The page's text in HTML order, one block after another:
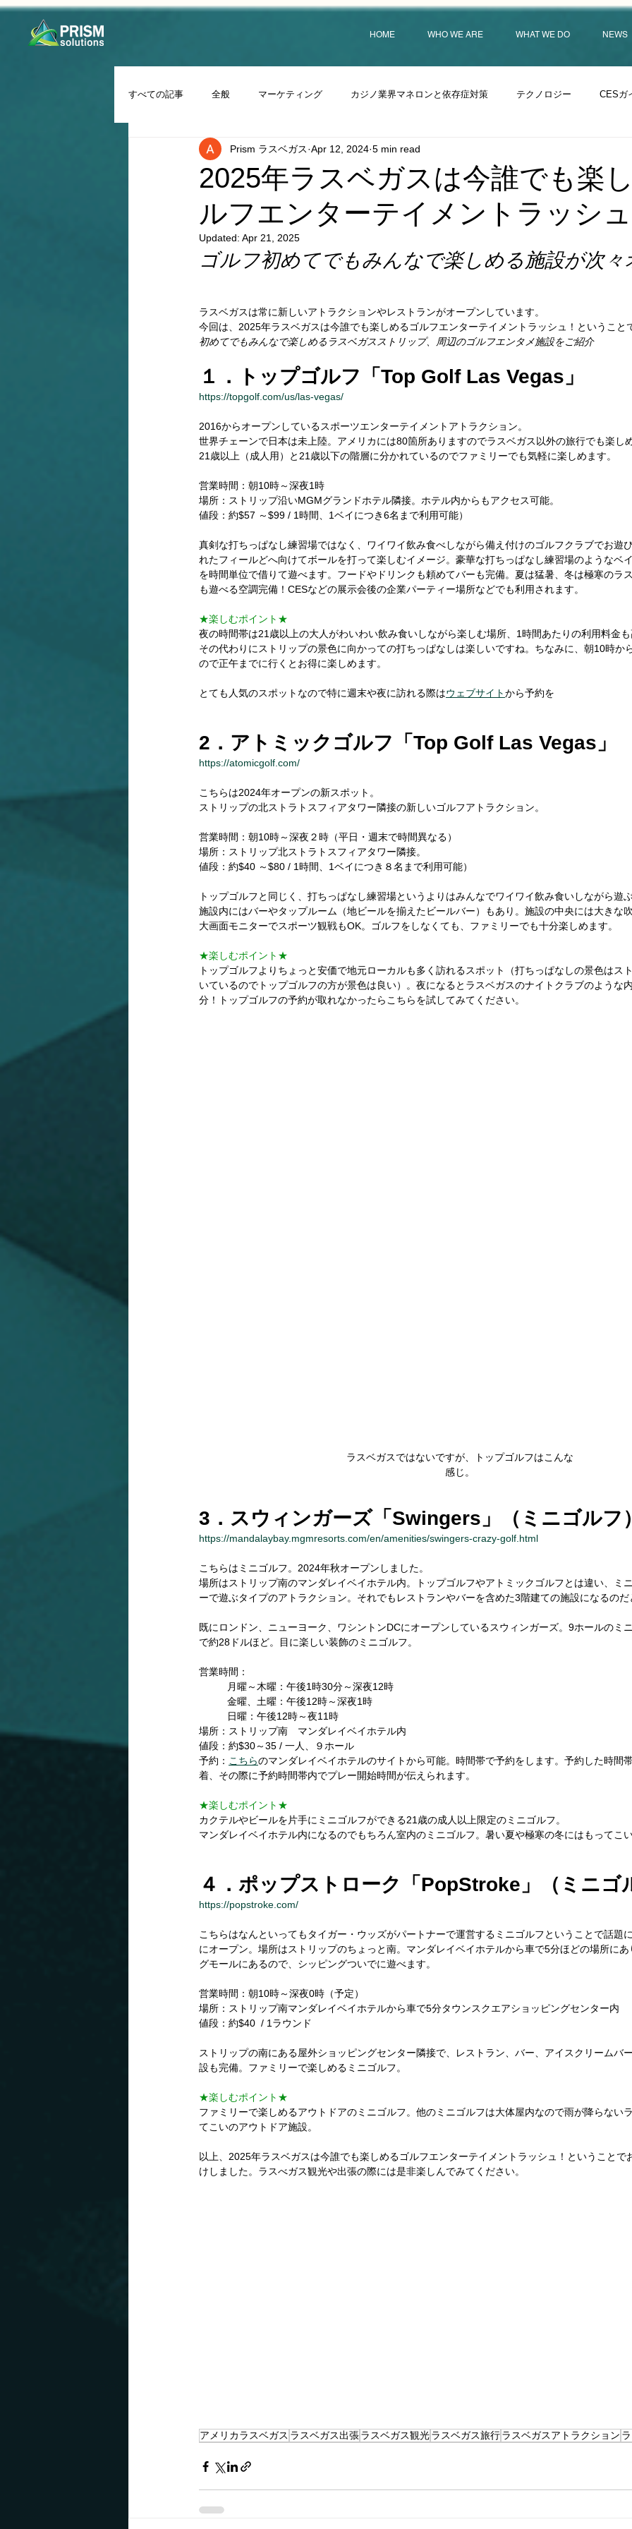
HOME WHO WE ARE WHAT WE DO NEWS
すべての記事 全般 マーケティング カジノ業界マネロンと依存症対策 テクノロジー CESガ
2025年ラスベガスは今誰でも楽
ルフエンターテイメントラッシ
Prism ラスベガス Apr 12, 2024 5 min read
Updated: Apr 21, 2025
ゴルフ初めてでもみんなで楽しめる施設が次々
ラスベガスは常に新しいアトラクションやレストランがオープンしています。
今回は、2025年ラスベガスは今誰でも楽しめるゴルフエンターテイメントラッシュ！ということ
初めてでもみんなで楽しめるラスベガスストリップ、周辺のゴルフエンタメ施設をご紹介
１．トップゴルフ「Top Golf Las Vegas」
https://topgolf.com/us/las-vegas/
2016からオープンしているスポーツエンターテイメントアトラクション。
世界チェーンで日本は未上陸。アメリカには80箇所ありますのでラスベガス以外の旅行でも楽し
21歳以上（成人用）と21歳以下の階層に分かれているのでファミリーでも気軽に楽しめます。
営業時間：朝10時～深夜1時
場所：ストリップ沿いMGMグランドホテル隣接。ホテル内からもアクセス可能。
値段：約$57 ～$99 / 1時間、1ベイにつき6名まで利用可能）
真剣な打ちっぱなし練習場ではなく、ワイワイ飲み食べしながら備え付けのゴルフクラブでお遊
れたフィールどへ向けてボールを打って楽しむイメージ。豪華な打ちっぱなし練習場のようなベ
を時間単位で借りて遊べます。フードやドリンクも頼めてバーも完備。夏は猛暑、冬は極寒のラ
も遊べる空調完備！CESなどの展示会後の企業パーティー場所などでも利用されます。
★楽しむポイント★
夜の時間帯は21歳以上の大人がわいわい飲み食いしながら楽しむ場所、1時間あたりの利用料金
その代わりにストリップの景色に向かっての打ちっぱなしは楽しいですね。ちなみに、朝10時か
ので正午までに行くとお得に楽しめます。
とても人気のスポットなので特に週末や夜に訪れる際はウェブサイトから予約を
2．アトミックゴルフ「Top Golf Las Vegas」
https://atomicgolf.com/
こちらは2024年オープンの新スポット。
ストリップの北ストラトスフィアタワー隣接の新しいゴルフアトラクション。
営業時間：朝10時～深夜２時（平日・週末で時間異なる）
場所：ストリップ北ストラトスフィアタワー隣接。
値段：約$40 ～$80 / 1時間、1ベイにつき８名まで利用可能）
トップゴルフと同じく、打ちっぱなし練習場というよりはみんなでワイワイ飲み食いしながら遊
施設内にはバーやタップルーム（地ビールを揃えたビールバー）もあり。施設の中央には大きな
大画面モニターでスポーツ観戦もOK。ゴルフをしなくても、ファミリーでも十分楽しめます。
★楽しむポイント★
トップゴルフよりちょっと安価で地元ローカルも多く訪れるスポット（打ちっぱなしの景色はス
いているのでトップゴルフの方が景色は良い）。夜になるとラスベガスのナイトクラブのような
分！トップゴルフの予約が取れなかったらこちらを試してみてください。
ラスベガスではないですが、トップゴルフはこんな
感じ。
3．スウィンガーズ「Swingers」（ミニゴルフ
https://mandalaybay.mgmresorts.com/en/amenities/swingers-crazy-golf.html
こちらはミニゴルフ。2024年秋オープンしました。
場所はストリップ南のマンダレイベイホテル内。トップゴルフやアトミックゴルフとは違い、ミ
ーで遊ぶタイプのアトラクション。それでもレストランやバーを含めた3階建ての施設になるのだ
既にロンドン、ニューヨーク、ワシントンDCにオープンしているスウィンガーズ。9ホールのミ
で約28ドルほど。目に楽しい装飾のミニゴルフ。
営業時間：
	月曜～木曜：午後1時30分～深夜12時
	金曜、土曜：午後12時～深夜1時
	日曜：午後12時～夜11時
場所：ストリップ南　マンダレイベイホテル内
値段：約$30～35 / 一人、９ホール
予約： こちらのマンダレイベイホテルのサイトから可能。時間帯で予約をします。予約した時間
着、その際に予約時間帯内でプレー開始時間が伝えられます。
★楽しむポイント★
カクテルやビールを片手にミニゴルフができる21歳の成人以上限定のミニゴルフ。
マンダレイベイホテル内になるのでもちろん室内のミニゴルフ。暑い夏や極寒の冬にはもってこ
４．ポップストローク「PopStroke」（ミニゴ
https://popstroke.com/
こちらはなんといってもタイガー・ウッズがパートナーで運営するミニゴルフということで話題
にオープン。場所はストリップのちょっと南。マンダレイベイホテルから車で5分ほどの場所に
グモールにあるので、シッピングついでに遊べます。
営業時間：朝10時～深夜0時（予定）
場所：ストリップ南マンダレイベイホテルから車で5分タウンスクエアショッピングセンター内
値段：約$40  / 1ラウンド
ストリップの南にある屋外ショッピングセンター隣接で、レストラン、バー、アイスクリームバ
設も完備。ファミリーで楽しめるミニゴルフ。
★楽しむポイント★
ファミリーで楽しめるアウトドアのミニゴルフ。他のミニゴルフは大体屋内なので雨が降らない
てこいのアウトドア施設。
以上、2025年ラスベガスは今誰でも楽しめるゴルフエンターテイメントラッシュ！ということで
けしました。ラスべガス観光や出張の際には是非楽しんでみてください。
アメリカラスベガス ラスベガス出張ラスベガス観光ラスベガス旅行ラスベガスアトラクション